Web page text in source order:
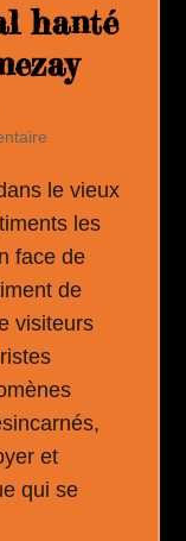
hanté
le vieux
les
face de
de
visiteurs
et
qui se